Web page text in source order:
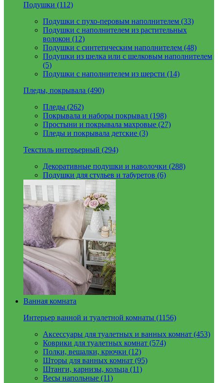
Подушки (112)
Подушки с пухо-перовым наполнителем (33)
Подушки с наполнителем из растительных
волокон (12)
Подушки с синтетическим наполнителем (48)
Подушки из шелка или с шелковым наполнителем
(5)
Подушки с наполнителем из шерсти (14)
Пледы, покрывала (490)
Пледы (262)
Покрывала и наборы покрывал (198)
Простыни и покрывала махровые (27)
Пледы и покрывала детские (3)
Текстиль интерьерный (294)
Декоративные подушки и наволочки (288)
Подушки для стульев и табуретов (6)
Ванная комната
Интерьер ванной и туалетной комнаты (1156)
Аксессуары для туалетных и ванных комнат (453)
Коврики для туалетных комнат (574)
Полки, вешалки, крючки (12)
Шторы для ванных комнат (95)
Штанги, карнизы, кольца (11)
Весы напольные (11)